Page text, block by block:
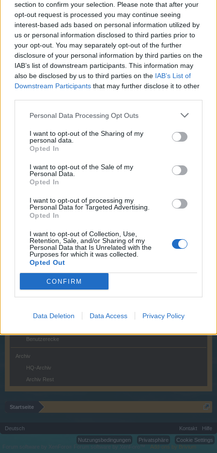
section to confirm your selection. Please note that after your
opt-out request is processed you may continue seeing
interest-based ads based on personal information utilized by
us or personal information disclosed to third parties prior to
your opt-out. You may separately opt-out of the further
disclosure of your personal information by third parties on the
IAB’s list of downstream participants. This information may
also be disclosed by us to third parties on the IAB’s List of
Downstream Participants that may further disclose it to other
Personal Data Processing Opt Outs
I want to opt-out of the Sharing of my
personal data.
Opted In
I want to opt-out of the Sale of my
Personal Data.
Opted In
I want to opt-out of processing my
Personal Data for Targeted Advertising.
Opted In
I want to opt-out of Collection, Use,
Retention, Sale, and/or Sharing of my
Personal Data that Is Unrelated with the
Purposes for which it was collected.
Opted Out
CONFIRM
Data Deletion Data Access Privacy Policy
wenn Du in diesem Forum aktiv an den Gesprächen
teilnehmen oder eigene Themen starten möchtest,
musst Du Dich bitte zunächst im Spiel einloggen.
Falls Du noch keinen Spielaccount besitzt, bitte
registriere Dich neu. Wir freuen uns auf Deinen
nächsten Besuch in unserem Forum!„Zum Spiel“
Allgemeine Links
Startseite
Letzte Aktivitäten
Anmelden oder registrieren
Zentrale
FAQs
Fragen und Fehlermeldungen
Benutzer & Spiel
Update- und Ideensammlung
Benutzerecke
Archiv
HQ-Archiv
Archiv Rest
Startseite
Deutsch Kontakt
Hilfe
Nutzungsbedingungen
Privatsphäre
Cookie Settings
Forum software by XenForo
Forum software by XenForo™ Add-ons by Brivium